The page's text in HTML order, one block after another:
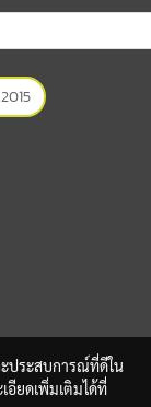
ประสบการณ์ที่ดีใน
อียดเพิ่มเติมได้ที่